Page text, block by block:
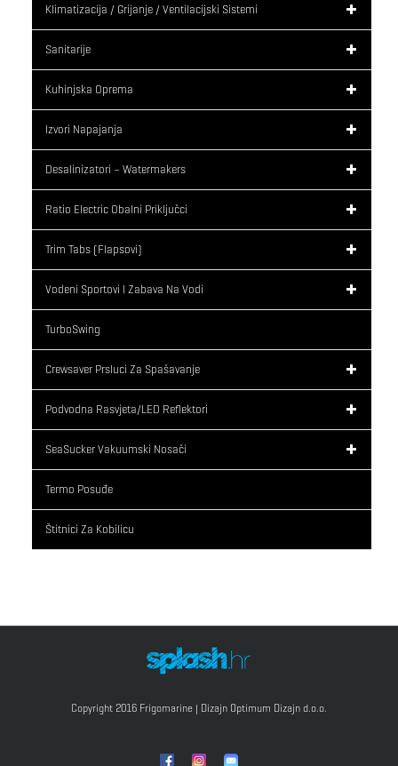
Klimatizacija / Grijanje / Ventilacijski Sistemi
Sanitarije
Kuhinjska Oprema
Izvori Napajanja
Desalinizatori – Watermakers
Ratio Electric Obalni Priključci
Trim Tabs (flapsovi)
Vodeni Sportovi I Zabava Na Vodi
TurboSwing
Crewsaver Prsluci Za Spašavanje
Podvodna Rasvjeta/LED Reflektori
SeaSucker Vakuumski Nosači
Termo Posuđe
Štitnici Za Kobilicu
Copyright 2016 Frigomarine | Dizajn Optimum Dizajn d.o.o.